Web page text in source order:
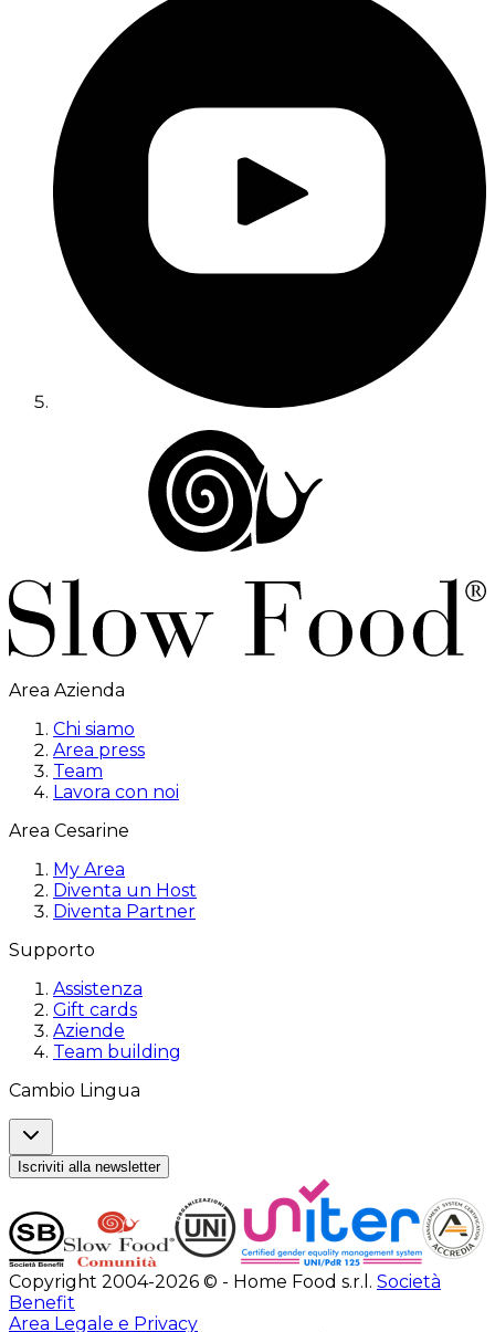
Area Azienda
Chi siamo
Area press
Team
Lavora con noi
Area Cesarine
My Area
Diventa un Host
Diventa Partner
Supporto
Assistenza
Gift cards
Aziende
Team building
Cambio Lingua
Iscriviti alla newsletter
Copyright 2004-2026 © - Home Food s.r.l. Società
Benefit
Area Legale e Privacy